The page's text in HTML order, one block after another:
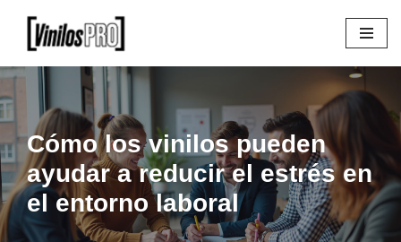
Saltar
al
contenido
Cómo los vinilos pueden
ayudar a reducir el estrés en
el entorno laboral